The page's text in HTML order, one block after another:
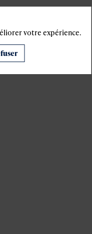
votre navigateur
votre expérience.